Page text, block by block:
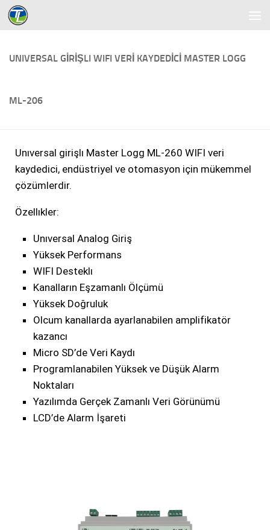
Skip to content
UNIVERSAL GİRİŞLI WIFI VERİ KAYDEDİCİ MASTER LOGG
ML-206
Unıversal girişlı Master Logg ML-260 WIFI veri
kaydedici, endüstriyel ve otomasyon için mükemmel
çözümlerdir.
Özellıkler:
Unıversal Analog Giriş
Yüksek Performans
WIFI Desteklı
Kanalların Eşzamanlı Ölçümü
Yüksek Doğruluk
Olcum kanallarda ayarlanabilen amplifikatör
kazancı
Micro SD’de Veri Kaydı
Programlanabilen Yüksek ve Düşük Alarm
Noktaları
Yazılımda Gerçek Zamanlı Veri Görünümü
LCD’de Alarm İşareti